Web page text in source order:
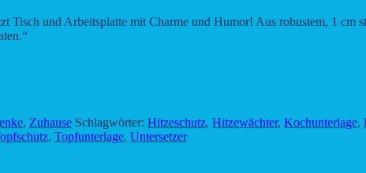
und Arbeitsplatte mit Charme und Humor! Aus robustem, 1 cm
, Zuhause Schlagwörter: Hitzeschutz, Hitzewächter, Kochunterlage,
, Topfunterlage, Untersetzer